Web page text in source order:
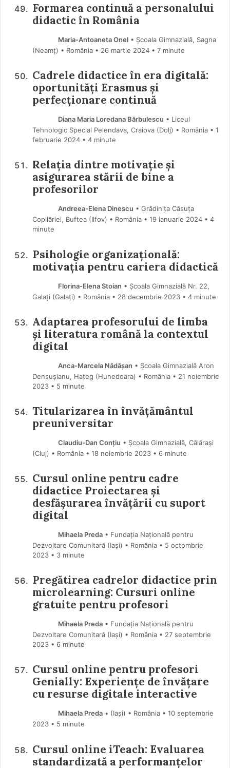
Formarea continuă a personalului
didactic în România
Maria-Antoaneta Onel• Școala Gimnazială, Sagna
(Neamţ) • România
26 martie 2024 • 7 minute
Cadrele didactice în era digitală:
oportunități Erasmus și
perfecționare continuă
Diana Maria Loredana Bărbulescu • Liceul
Tehnologic Special Pelendava, Craiova (Dolj) • România
1
februarie 2024 • 4 minute
Relația dintre motivație și
asigurarea stării de bine a
profesorilor
Andreea-Elena Dinescu • Grădinița Căsuța
Copilăriei, Buftea (Ilfov) • România
19 ianuarie 2024 • 4
minute
Psihologie organizațională:
motivația pentru cariera didactică
Florina-Elena Stoian • Școala Gimnazială Nr. 22,
Galați (Galaţi) • România
28 decembrie 2023 • 4 minute
Adaptarea profesorului de limba
și literatura română la contextul
digital
Anca-Marcela Nădășan • Școala Gimnazială Aron
Densușianu, Hațeg (Hunedoara) • România
21 noiembrie
2023 • 5 minute
Titularizarea în învățământul
preuniversitar
Claudiu-Dan Conțiu • Școala Gimnazială, Călărași
(Cluj) • România
18 noiembrie 2023 • 6 minute
Cursul online pentru cadre
didactice Proiectarea și
desfășurarea învățării cu suport
digital
Mihaela Preda• Fundația Națională pentru
Dezvoltare Comunitară (Iaşi) • România
5 octombrie
2023 • 3 minute
Pregătirea cadrelor didactice prin
microlearning: Cursuri online
gratuite pentru profesori
Mihaela Preda• Fundația Națională pentru
Dezvoltare Comunitară (Iaşi) • România
27 septembrie
2023 • 6 minute
Cursul online pentru profesori
Genially: Experiențe de învățare
cu resurse digitale interactive
Mihaela Preda• (Iaşi) • România
10 septembrie
2023 • 5 minute
Cursul online iTeach: Evaluarea
standardizată a performanțelor